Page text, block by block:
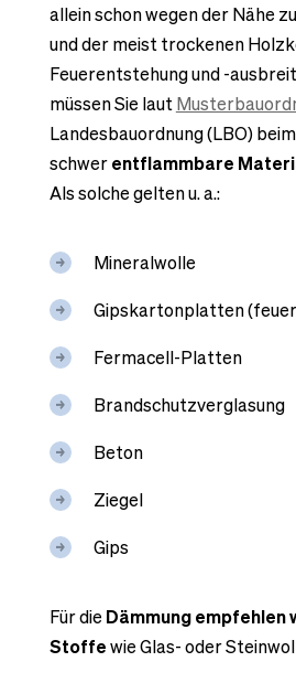
allein schon wegen der Nähe
und der meist trockenen
Feuerentstehung und -
müssen Sie laut
Landesbauordnung (LBO)
schwerentflammbare
Als solche gelten u. a.:
Mineralwolle
Gipskartonplatten
Fermacell-Platten
Brandschutzverglasung
Beton
Ziegel
Gips
Für die Dämmung empfehlen
Stoffewie Glas- oder